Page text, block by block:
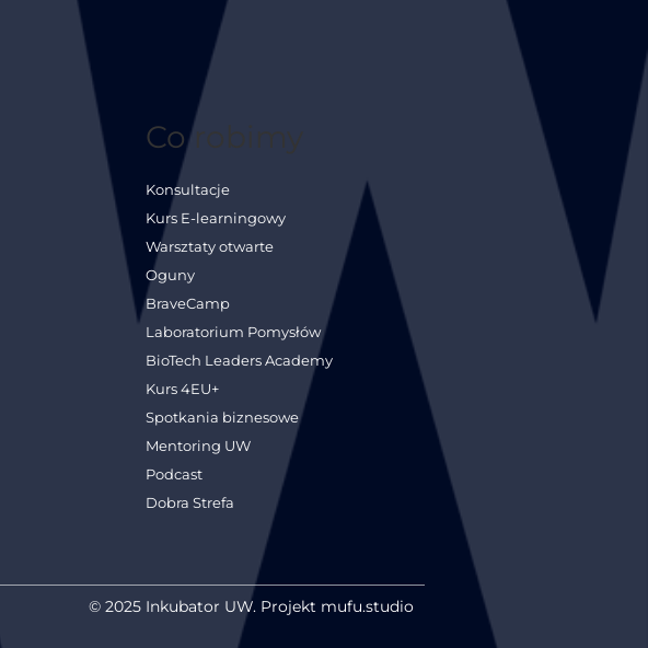
Co robimy
Konsultacje
Kurs E-learningowy
Warsztaty otwarte
Oguny
BraveCamp
Laboratorium Pomysłów
BioTech Leaders Academy
Kurs 4EU+
Spotkania biznesowe
Mentoring UW
Podcast
Dobra Strefa
© 2025 Inkubator UW. Projekt mufu.studio